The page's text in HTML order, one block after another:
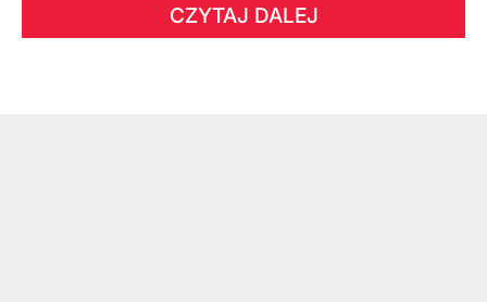
CZYTAJ DALEJ